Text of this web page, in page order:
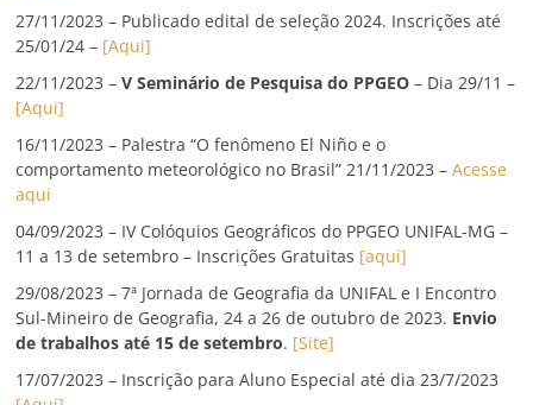
27/11/2023 – Publicado edital de seleção 2024. Inscrições até
25/01/24 – [Aqui]
22/11/2023 –V Seminário de Pesquisa do PPGEO – Dia 29/11 –
[Aqui]
16/11/2023 – Palestra “O fenômeno El Niño e o
comportamento meteorológico no Brasil” 21/11/2023 –Acesse
aqui
04/09/2023 – IV Colóquios Geográficos do PPGEO UNIFAL-MG –
11 a 13 de setembro – Inscrições Gratuitas [aqui]
29/08/2023 – 7ª Jornada de Geografia da UNIFAL e I Encontro
Sul-Mineiro de Geografia, 24 a 26 de outubro de 2023. Envio
de trabalhos até 15 de setembro. [Site]
17/07/2023 – Inscrição para Aluno Especial até dia 23/7/2023